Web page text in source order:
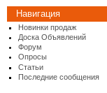
Навигация
Новинки продаж
Доска Объявлений
Форум
Опросы
Статьи
Последние сообщения